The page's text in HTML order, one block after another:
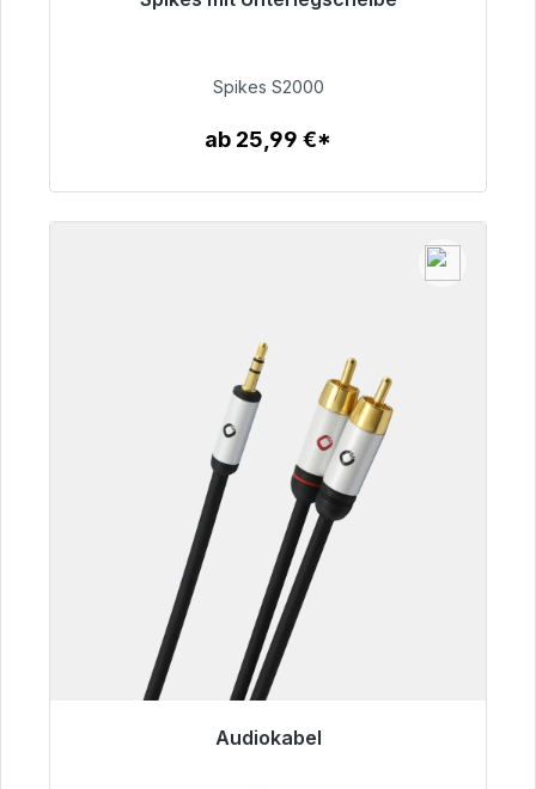
51,49 €
Spikes S2000
ab 25,99 €*
Audiokabel